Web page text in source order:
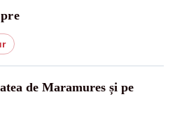
de Maramures și pe